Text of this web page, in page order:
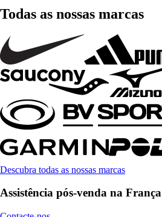
Todas as nossas marcas
Descubra todas as nossas marcas
Assistência pós-venda na França